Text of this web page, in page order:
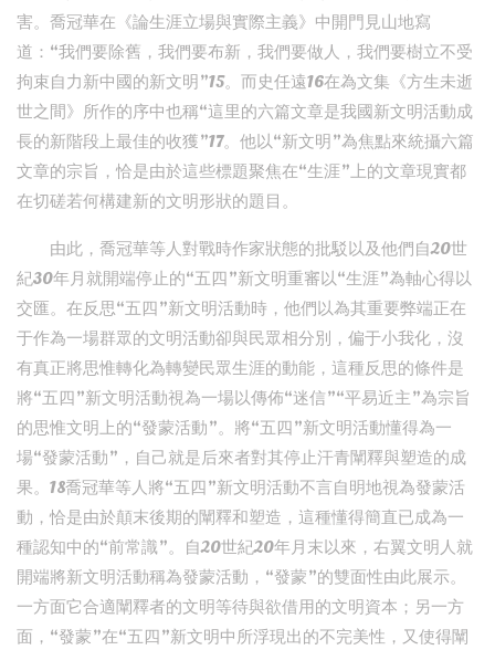
害。喬冠華在《論生涯立場與實際主義》中開門見山地寫
道：“我們要除舊，我們要布新，我們要做人，我們要樹立不受
拘束自力新中國的新文明”15。而史任遠16在為文集《方生未逝
世之間》所作的序中也稱“這里的六篇文章是我國新文明活動成
長的新階段上最佳的收獲”17。他以“新文明”為焦點來統攝六篇
文章的宗旨，恰是由於這些標題聚焦在“生涯”上的文章現實都
在切磋若何構建新的文明形狀的題目。
由此，喬冠華等人對戰時作家狀態的批駁以及他們自20世
紀30年月就開端停止的“五四”新文明重審以“生涯”為軸心得以
交匯。在反思“五四”新文明活動時，他們以為其重要弊端正在
于作為一場群眾的文明活動卻與民眾相分別，偏于小我化，沒
有真正將思惟轉化為轉變民眾生涯的動能，這種反思的條件是
將“五四”新文明活動視為一場以傳佈“迷信”“平易近主”為宗旨
的思惟文明上的“發蒙活動”。將“五四”新文明活動懂得為一
場“發蒙活動”，自己就是后來者對其停止汗青闡釋與塑造的成
果。18喬冠華等人將“五四”新文明活動不言自明地視為發蒙活
動，恰是由於顛末後期的闡釋和塑造，這種懂得簡直已成為一
種認知中的“前常識”。自20世紀20年月末以來，右翼文明人就
開端將新文明活動稱為發蒙活動，“發蒙”的雙面性由此展示。
一方面它合適闡釋者的文明等待與欲借用的文明資本；另一方
面，“發蒙”在“五四”新文明中所浮現出的不完美性，又使得闡